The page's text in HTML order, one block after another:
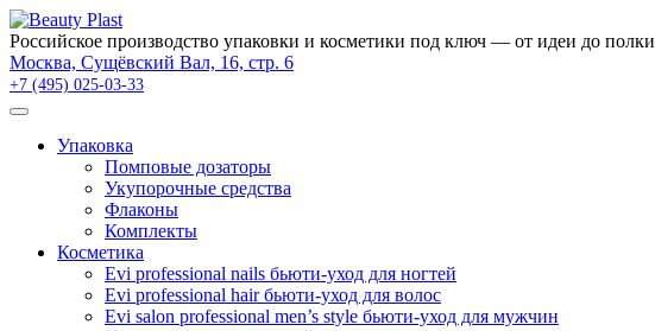
Российское производство упаковки и косметики под ключ — от идеи до полки
Москва, Сущёвский Вал, 16, стр. 6
+7 (495) 025-03-33
Упаковка
Помповые дозаторы
Укупорочные средства
Флаконы
Комплекты
Косметика
Evi professional nails бьюти-уход для ногтей
Evi professional hair бьюти-уход для волос
Evi salon professional men’s style бьюти-уход для мужчин